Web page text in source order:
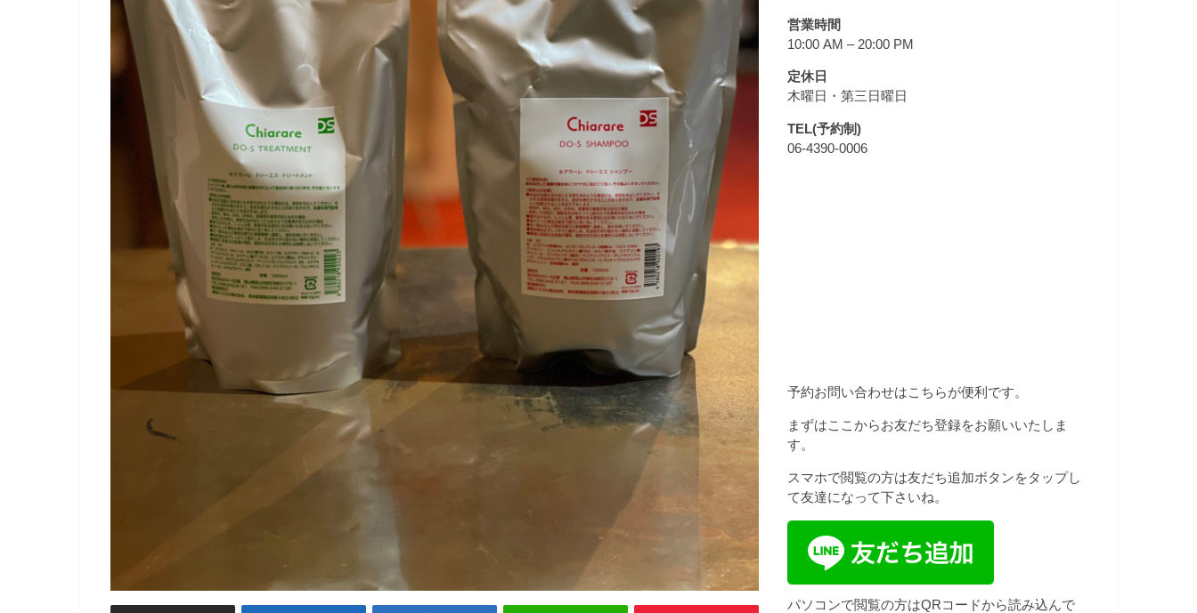
営業時間
10:00 AM – 20:00 PM
定休日
木曜日・第三日曜日
TEL(予約制)
06-4390-0006
予約お問い合わせはこちらが便利です。
まずはここからお友だち登録をお願いいたしま
す。
スマホで閲覧の方は友だち追加ボタンをタップし
て友達になって下さいね。
パソコンで閲覧の方はQRコードから読み込んで